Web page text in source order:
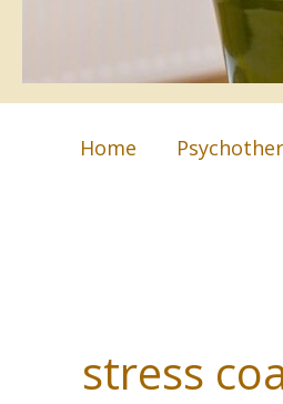
Home
stress